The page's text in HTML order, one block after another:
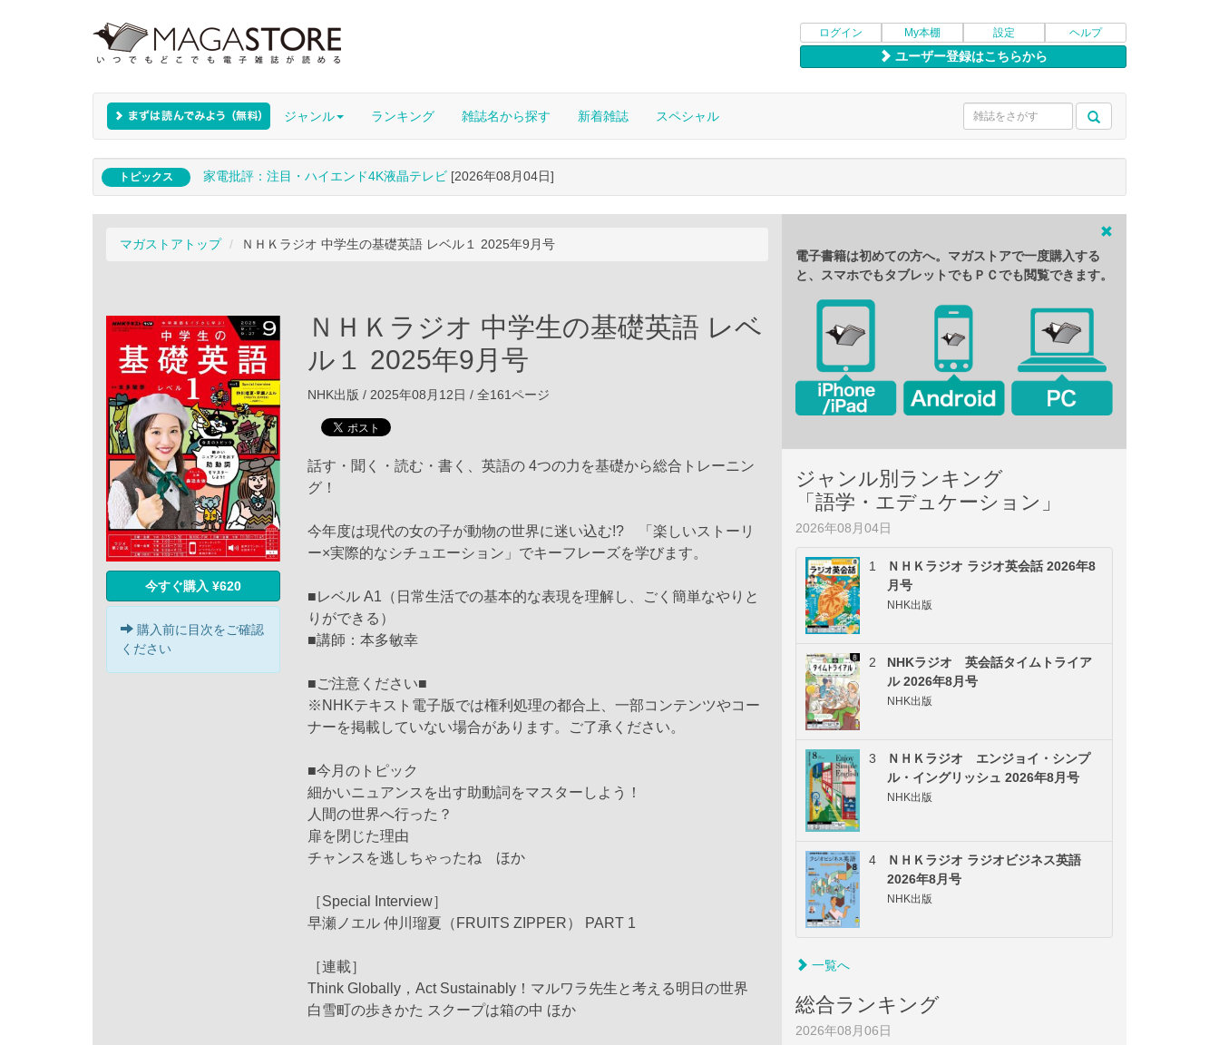
ログイン My本棚 設定 ヘルプ
ユーザー登録はこちらから
ジャンル ランキング 雑誌名から探す 新着雑誌 スペシャル
トピックス 家電批評：注目・ハイエンド4K液晶テレビ [2026年08月04日]
マガストアトップ ＮＨＫラジオ 中学生の基礎英語 レベル１ 2025年9月号
今すぐ購入 ¥620
購入前に目次をご確認
ください
ＮＨＫラジオ 中学生の基礎英語 レベ
ル１ 2025年9月号
NHK出版 / 2025年08月12日 / 全161ページ
話す・聞く・読む・書く、英語の 4つの力を基礎から総合トレーニン
グ！
今年度は現代の女の子が動物の世界に迷い込む!? 「楽しいストーリ
ー×実際的なシチュエーション」でキーフレーズを学びます。
■レベル A1（日常生活での基本的な表現を理解し、ごく簡単なやりと
りができる）
■講師：本多敏幸
■ご注意ください■
※NHKテキスト電子版では権利処理の都合上、一部コンテンツやコー
ナーを掲載していない場合があります。ご了承ください。
■今月のトピック
細かいニュアンスを出す助動詞をマスターしよう！
人間の世界へ行った？
扉を閉じた理由
チャンスを逃しちゃったね ほか
［Special Interview］
早瀬ノエル 仲川瑠夏（FRUITS ZIPPER） PART 1
［連載］
Think Globally，Act Sustainably！マルワラ先生と考える明日の世界
白雪町の歩きかた スクープは箱の中 ほか
電子書籍は初めての方へ。マガストアで一度購入する
と、スマホでもタブレットでもＰＣでも閲覧できます。
ジャンル別ランキング
「語学・エデュケーション」
2026年08月04日
1
ＮＨＫラジオ ラジオ英会話 2026年8
月号
NHK出版
2
NHKラジオ 英会話タイムトライア
ル 2026年8月号
NHK出版
3
ＮＨＫラジオ エンジョイ・シンプ
ル・イングリッシュ 2026年8月号
NHK出版
4
ＮＨＫラジオ ラジオビジネス英語
2026年8月号
NHK出版
一覧へ
総合ランキング
2026年08月06日